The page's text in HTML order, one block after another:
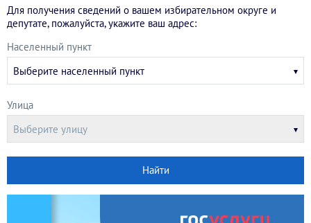
Для получения сведений о вашем избирательном округе и
депутате, пожалуйста, укажите ваш адрес:
Населенный пункт
Выберите населенный пункт
Улица
Выберите улицу
Найти